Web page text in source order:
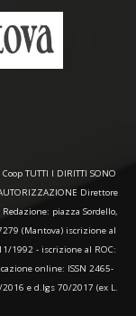
TUTTI I DIRITTI SONO
Direttore
piazza Sordello,
(Mantova) iscrizione al
1992 - iscrizione al ROC:
online: ISSN 2465-
e d.lgs 70/2017 (ex L.